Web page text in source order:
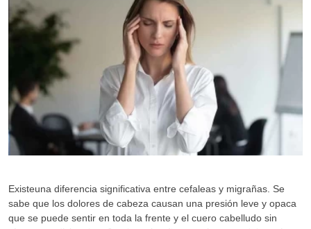
Existeuna diferencia significativa entre cefaleas y migrañas. Se
sabe que los dolores de cabeza causan una presión leve y opaca
que se puede sentir en toda la frente y el cuero cabelludo sin